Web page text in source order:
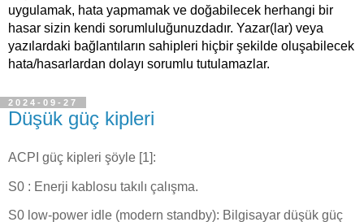
uygulamak, hata yapmamak ve doğabilecek herhangi bir
hasar sizin kendi sorumluluğunuzdadır. Yazar(lar) veya
yazılardaki bağlantıların sahipleri hiçbir şekilde oluşabilecek
hata/hasarlardan dolayı sorumlu tutulamazlar.
2024-09-27
Düşük güç kipleri
ACPI güç kipleri şöyle [1]:
S0 : Enerji kablosu takılı çalışma.
S0 low-power idle (modern standby): Bilgisayar düşük güç